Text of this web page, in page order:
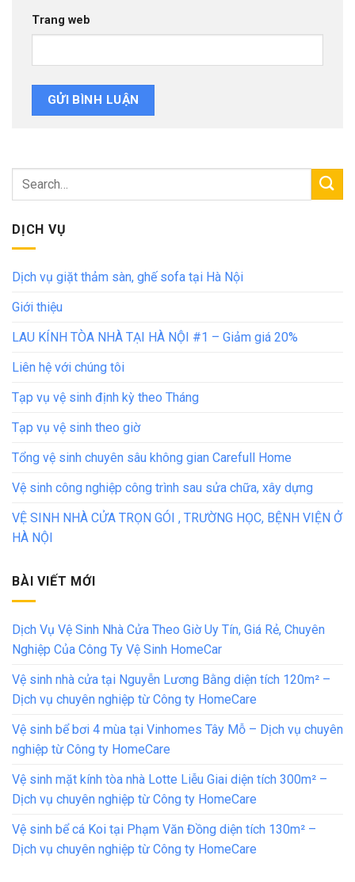
Trang web
DỊCH VỤ
Dịch vụ giặt thảm sàn, ghế sofa tại Hà Nội
Giới thiệu
LAU KÍNH TÒA NHÀ TẠI HÀ NỘI #1 – Giảm giá 20%
Liên hệ với chúng tôi
Tạp vụ vệ sinh định kỳ theo Tháng
Tạp vụ vệ sinh theo giờ
Tổng vệ sinh chuyên sâu không gian Carefull Home
Vệ sinh công nghiệp công trình sau sửa chữa, xây dựng
VỆ SINH NHÀ CỬA TRỌN GÓI , TRƯỜNG HỌC, BỆNH VIỆN Ở
HÀ NỘI
BÀI VIẾT MỚI
Dịch Vụ Vệ Sinh Nhà Cửa Theo Giờ Uy Tín, Giá Rẻ, Chuyên
Nghiệp Của Công Ty Vệ Sinh HomeCar
Vệ sinh nhà cửa tại Nguyễn Lương Bằng diện tích 120m² –
Dịch vụ chuyên nghiệp từ Công ty HomeCare
Vệ sinh bể bơi 4 mùa tại Vinhomes Tây Mỗ – Dịch vụ chuyên
nghiệp từ Công ty HomeCare
Vệ sinh mặt kính tòa nhà Lotte Liễu Giai diện tích 300m² –
Dịch vụ chuyên nghiệp từ Công ty HomeCare
Vệ sinh bể cá Koi tại Phạm Văn Đồng diện tích 130m² –
Dịch vụ chuyên nghiệp từ Công ty HomeCare